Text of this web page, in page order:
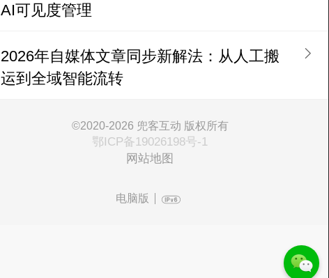
AI可见度管理
2026年自媒体文章同步新解法：从人工搬
运到全域智能流转
©2020-2026 兜客互动 版权所有
鄂ICP备19026198号-1
网站地图
电脑版